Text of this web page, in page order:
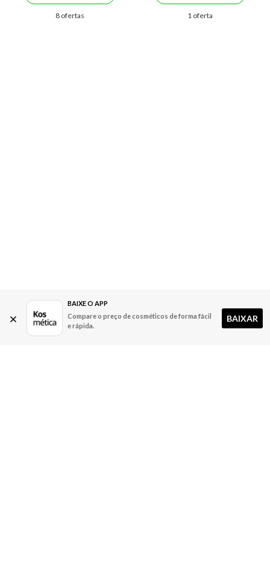
8 ofertas 1 oferta
BAIXE O APP
Compare o preço de cosméticos de forma fácil
e rápida.
BAIXAR